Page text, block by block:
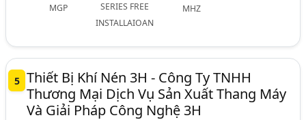
MGP
SERIES FREE
INSTALLAIOAN
MHZ
5 Thiết Bị Khí Nén 3H - Công Ty TNHH
Thương Mại Dịch Vụ Sản Xuất Thang Máy
Và Giải Pháp Công Nghệ 3H